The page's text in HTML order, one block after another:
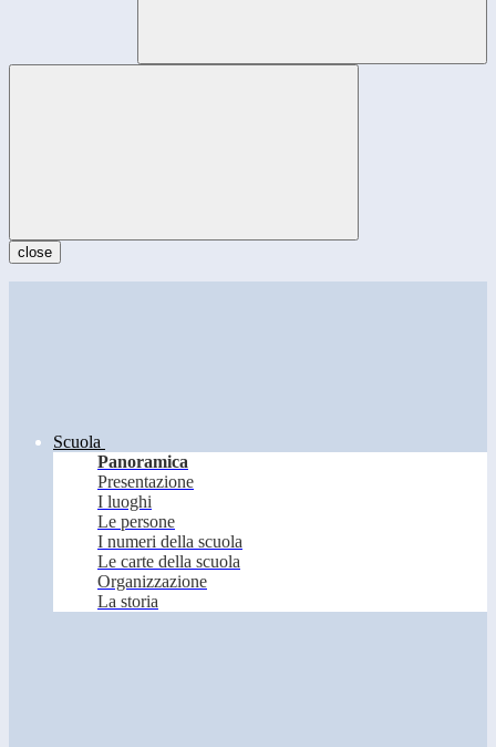
close
Scuola
Panoramica
Presentazione
I luoghi
Le persone
I numeri della scuola
Le carte della scuola
Organizzazione
La storia